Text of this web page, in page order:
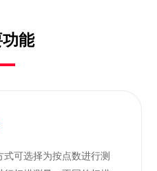
能
可选择为按点数进行测